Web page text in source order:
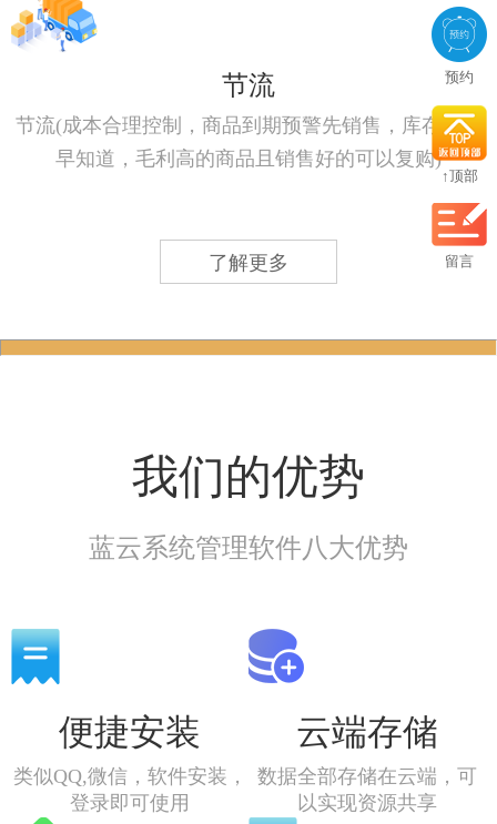
节流
节流(成本合理控制，商品到期预警先销售，库存不足
早知道，毛利高的商品且销售好的可以复购)
了解更多
我们的优势
蓝云系统管理软件八大优势
便捷安装
类似QQ,微信，软件安装，
登录即可使用
云端存储
数据全部存储在云端，可
以实现资源共享
预约
↑顶部
留言